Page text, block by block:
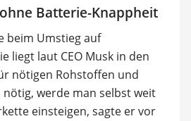
Batterie-Knappheit
beim Umstieg auf
liegt laut CEO Musk in den
nötigen Rohstoffen und
werde man selbst weit
einsteigen, sagte er vor